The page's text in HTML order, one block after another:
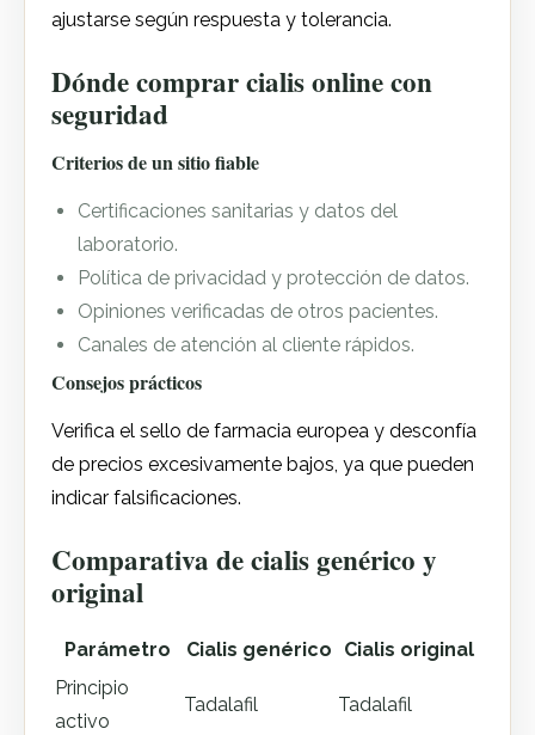
ajustarse según respuesta y tolerancia.
Dónde comprar cialis online con
seguridad
Criterios de un sitio fiable
Certificaciones sanitarias y datos del
laboratorio.
Política de privacidad y protección de datos.
Opiniones verificadas de otros pacientes.
Canales de atención al cliente rápidos.
Consejos prácticos
Verifica el sello de farmacia europea y desconfía
de precios excesivamente bajos, ya que pueden
indicar falsificaciones.
Comparativa de cialis genérico y
original
Parámetro Cialis genérico
Cialis original
Principio
activo
Tadalafil Tadalafil